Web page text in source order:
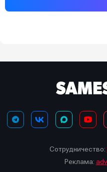
Сотрудничество:
Реклама: